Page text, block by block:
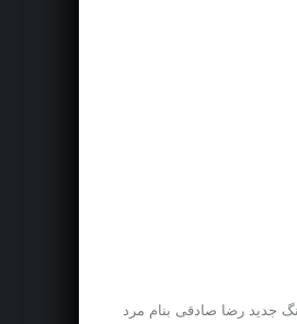
جدید رضا صادقی بنام مرد